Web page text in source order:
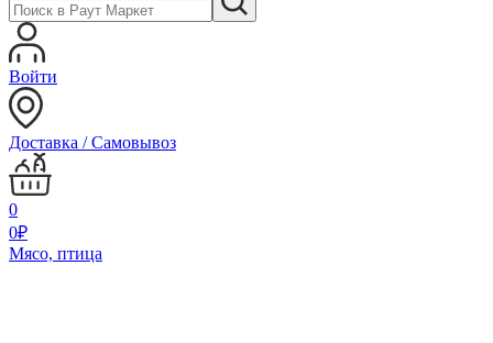
Войти
Доставка / Самовывоз
0
0₽
Мясо, птица